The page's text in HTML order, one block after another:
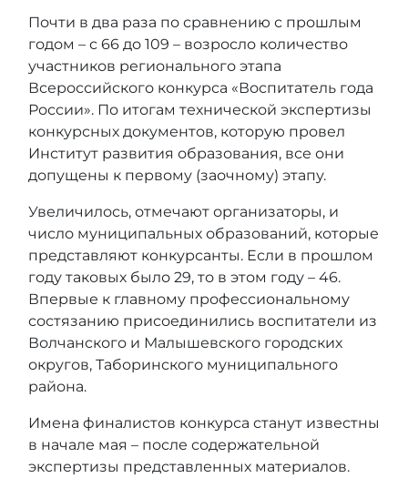
Почти в два раза по сравнению с прошлым
годом – с 66 до 109 – возросло количество
участников регионального этапа
Всероссийского конкурса «Воспитатель года
России». По итогам технической экспертизы
конкурсных документов, которую провел
Институт развития образования, все они
допущены к первому (заочному) этапу.
Увеличилось, отмечают организаторы, и
число муниципальных образований, которые
представляют конкурсанты. Если в прошлом
году таковых было 29, то в этом году – 46.
Впервые к главному профессиональному
состязанию присоединились воспитатели из
Волчанского и Малышевского городских
округов, Таборинского муниципального
района.
Имена финалистов конкурса станут известны
в начале мая – после содержательной
экспертизы представленных материалов.